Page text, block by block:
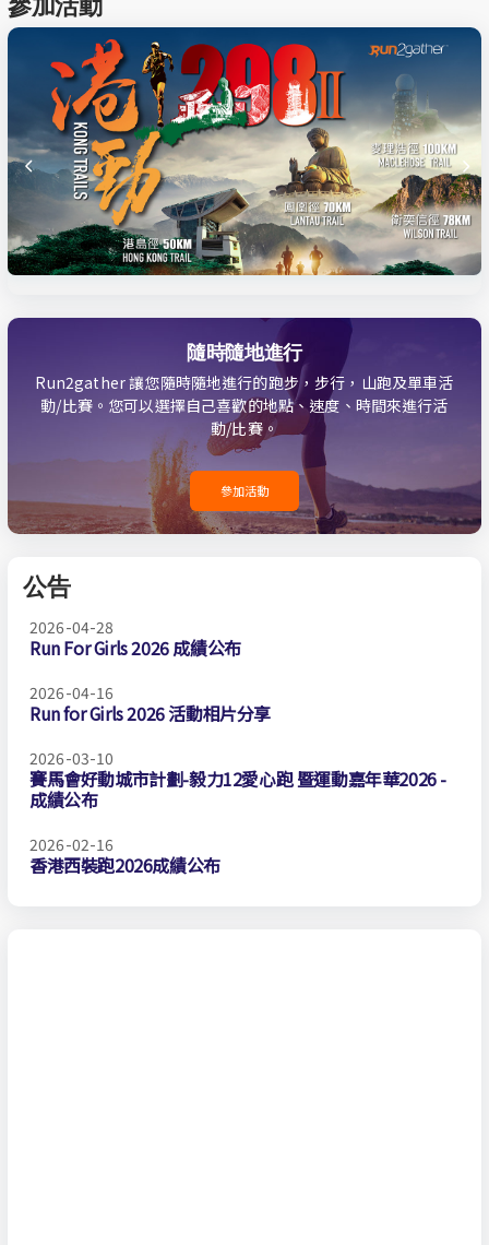
隨時隨地進行
Run2gather 讓您隨時隨地進行的跑步，步行，山跑及單車活
動/比賽。您可以選擇自己喜歡的地點、速度、時間來進行活
動/比賽。
參加活動
公告
2026-04-28
Run For Girls 2026 成績公布
2026-04-16
Run for Girls 2026 活動相片分享
2026-03-10
賽馬會好動城市計劃-毅力12愛心跑 暨運動嘉年華2026 -
成績公布
2026-02-16
香港西裝跑2026成績公布